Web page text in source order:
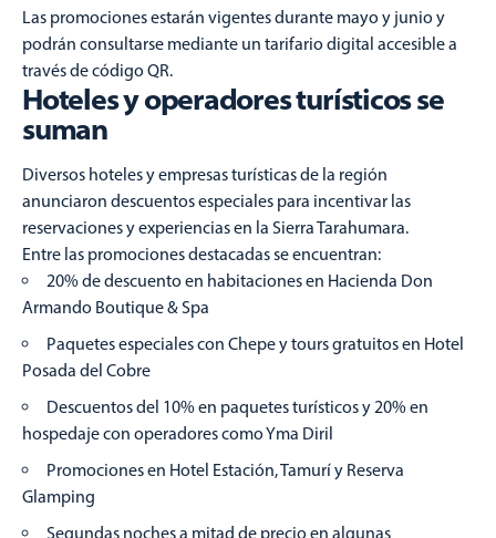
Las promociones estarán vigentes durante mayo y junio y
podrán consultarse mediante un tarifario digital accesible a
través de código QR.
Hoteles y operadores turísticos se
suman
Diversos hoteles y empresas turísticas de la región
anunciaron descuentos especiales para incentivar las
reservaciones y experiencias en la Sierra Tarahumara.
Entre las promociones destacadas se encuentran:
20% de descuento en habitaciones en Hacienda Don
Armando Boutique & Spa
Paquetes especiales con Chepe y tours gratuitos en Hotel
Posada del Cobre
Descuentos del 10% en paquetes turísticos y 20% en
hospedaje con operadores como Yma Diril
Promociones en Hotel Estación, Tamurí y Reserva
Glamping
Segundas noches a mitad de precio en algunas